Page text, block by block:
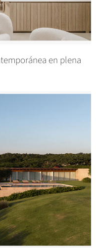
en plena